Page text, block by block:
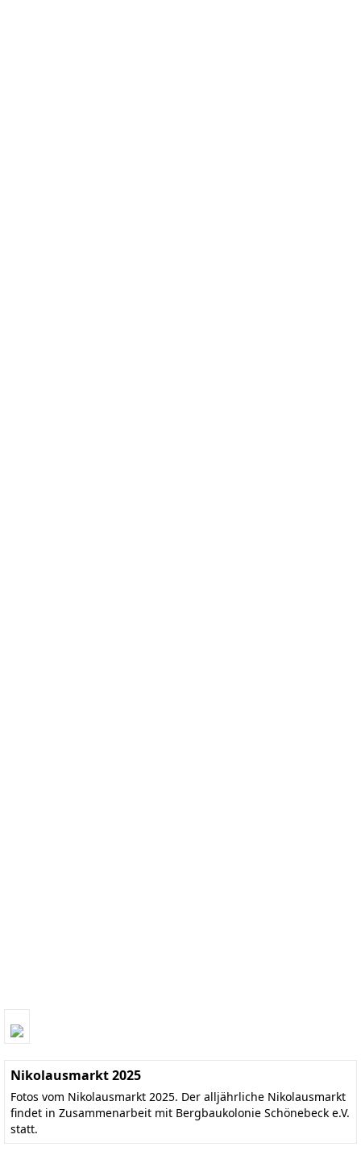
Nikolausmarkt 2025
Fotos vom Nikolausmarkt 2025. Der alljährliche Nikolausmarkt
findet in Zusammenarbeit mit Bergbaukolonie Schönebeck e.V.
statt.